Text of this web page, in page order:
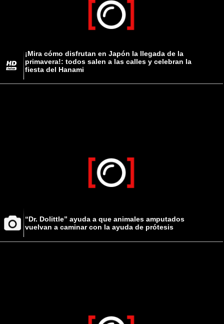
¡Mira cómo disfrutan en Japón la llegada de la
primavera!: todos salen a las calles y celebran la
fiesta del Hanami
“Dr. Dolittle” ayuda a que animales amputados
vuelvan a caminar con la ayuda de prótesis